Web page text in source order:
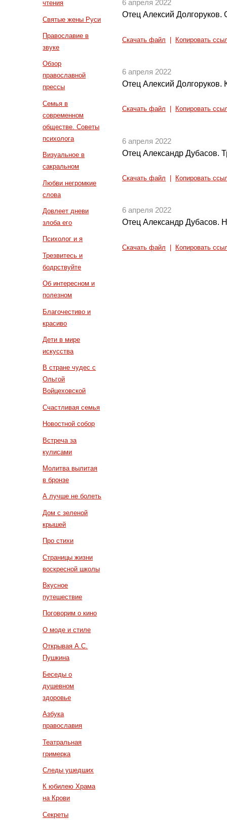
чтения
Святые жены Руси
Православие в
звуке
Обзор
православной
прессы
Семья в
современном
обществе. Советы
психолога
Визуальное в
сакральном
Любви негромкие
слова
Довлеет дневи
злоба его
Психолог и я
Трезвитесь и
бодрствуйте
Об интересном и
полезном
Благочестиво и
красиво
Дети в мире
искусства
В стране чудес с
Ольгой
Войцеховской
Счастливая семья
Новостной собор
Встреча за
кулисами
Молитва вылитая
в бронзе
А лучше не болеть
Дом с зеленой
крышей
Про стихи
Страницы жизни
воскресной школы
Вкусное
путешествие
Поговорим о кино
О моде и стиле
Открывая А.С.
Пушкина
Беседы о
душевном
здоровье
Азбука
православия
Театральная
гримерка
Следы ушедших
К юбилею Храма
на Крови
Секреты
6 апреля 2022
Отец Алексий Долгоруков.
Скачать файл Копировать
6 апреля 2022
Отец Алексий Долгоруков.
Скачать файл Копировать
6 апреля 2022
Отец Александр Дубасов.
Скачать файл Копировать
6 апреля 2022
Отец Александр Дубасов.
Скачать файл Копировать